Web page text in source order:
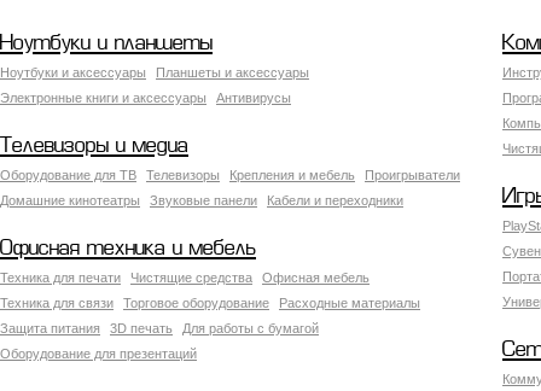
Ноутбуки и планшеты
Ноутбуки и аксессуары
Планшеты и аксессуары
Электронные книги и аксессуары
Антивирусы
Телевизоры и медиа
Оборудование для ТВ Телевизоры Крепления и мебель
Проигрыватели
Домашние кинотеатры
Звуковые панели Кабели и переходники
Офисная техника и мебель
Техника для печати Чистящие средства
Офисная мебель
Техника для связи
Торговое оборудование
Расходные материалы
Защита питания
3D печать
Для работы с бумагой
Оборудование для презентаций